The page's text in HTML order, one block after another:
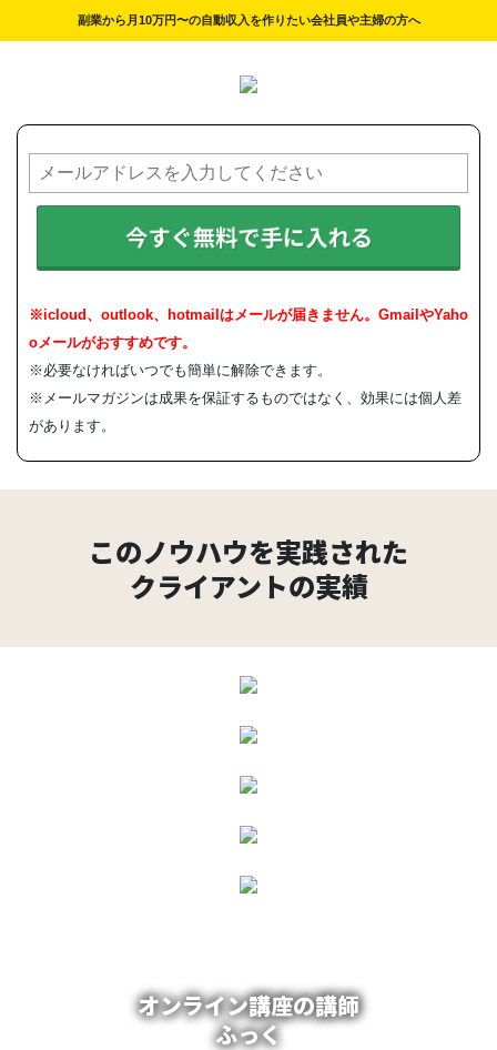
副業から月10万円〜の自動収入を作りたい会社員や主婦の方へ
今すぐ無料で手に入れる
※icloud、outlook、hotmailはメールが届きません。GmailやYaho
oメールがおすすめです。
※必要なければいつでも簡単に解除できます。
※メールマガジンは成果を保証するものではなく、効果には個人差
があります。
このノウハウを実践された
クライアントの実績
オンライン講座の講師
ふっく